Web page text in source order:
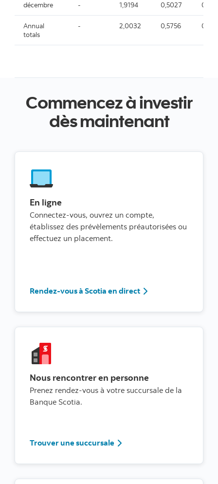
décembre - 1,9194 0,5027
Annual
totals
- 2,0032 0,5756
Commencez à investir
dès maintenant
En ligne
Connectez-vous, ouvrez un compte,
établissez des prévèlements préautorisées ou
effectuez un placement.
Rendez-vous à Scotia en directRendez-vous à
Nous rencontrer en personne
Prenez rendez-vous à votre succursale de la
Banque Scotia.
Trouver une succursale Trouver une succursale